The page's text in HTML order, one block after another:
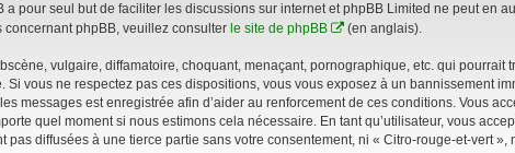
pour seul but de faciliter les discussions sur internet et phpBB Limited ne peut en
concernant phpBB, veuillez consulter le site de phpBB (en anglais).
vulgaire, diffamatoire, choquant, menaçant, pornographique, etc. qui
vous ne respectez pas ces dispositions, vous vous exposez à un bannissement
messages est enregistrée afin d’aider au renforcement de ces conditions. Vous
quel moment si nous estimons cela nécessaire. En tant qu’utilisateur, vous
diffusées à une tierce partie sans votre consentement, ni « Citro-rouge-et-vert